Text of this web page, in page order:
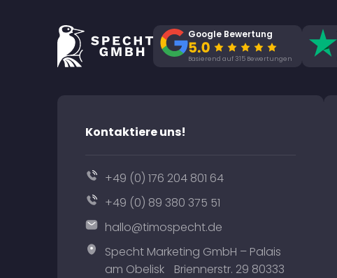
Google Bewertung
Basierend auf 315 Bewertungen
Kontaktiere uns!
+49 (0) 176 204 801 64
+49 (0) 89 380 375 51
hallo@timospecht.de
Specht Marketing GmbH – Palais
am Obelisk Briennerstr. 29 80333